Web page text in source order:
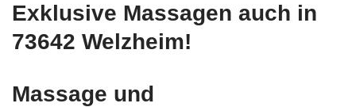
Exklusive Massagen auch in
73642 Welzheim!
Massage und